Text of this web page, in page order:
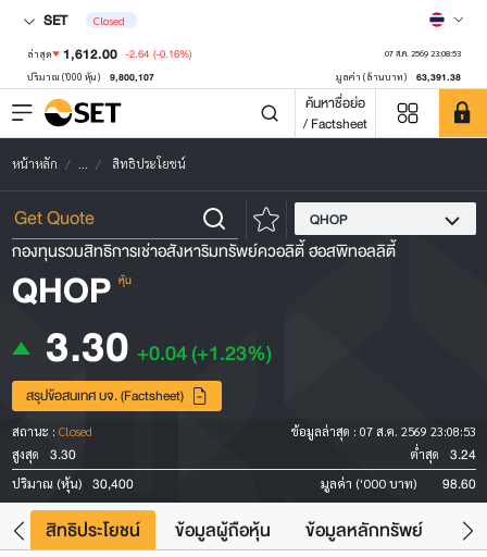
SET Closed
ล่าสุด 1,612.00 -2.64 (-0.16%) 07 ส.ค. 2569 23:08:53
ปริมาณ ('000 หุ้น) 9,800,107 มูลค่า (ล้านบาท) 63,391.38
ค้นหาชื่อย่อ
/ Factsheet
หน้าหลัก ... สิทธิประโยชน์
QHOP
กองทุนรวมสิทธิการเช่าอสังหาริมทรัพย์ควอลิตี้ ฮอสพิทอลลิตี้
QHOP หุ้น
3.30 +0.04(+1.23%)
สรุปข้อสนเทศ บจ. (Factsheet)
สถานะ : Closed ข้อมูลล่าสุด : 07 ส.ค. 2569 23:08:53
สูงสุด
3.30 ต่ำสุด 3.24
ปริมาณ (หุ้น) 30,400 มูลค่า ('000 บาท) 98.60
สิทธิประโยชน์ ข้อมูลผู้ถือหุ้น ข้อมูลหลักทรัพย์